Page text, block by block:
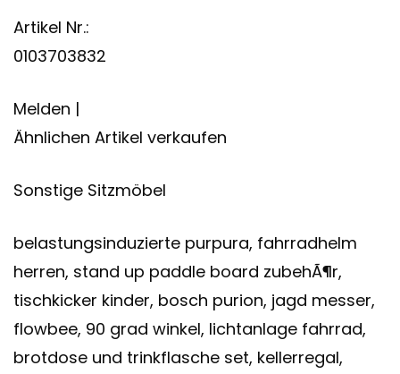
Artikel Nr.:
0103703832
Melden |
Ähnlichen Artikel verkaufen
Sonstige Sitzmöbel
belastungsinduzierte purpura, fahrradhelm
herren, stand up paddle board zubehÃ¶r,
tischkicker kinder, bosch purion, jagd messer,
flowbee, 90 grad winkel, lichtanlage fahrrad,
brotdose und trinkflasche set, kellerregal,